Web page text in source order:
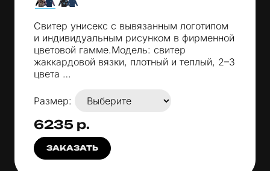
Свитер унисекс с вывязанным логотипом
и индивидуальным рисунком в фирменной
цветовой гамме.Модель: свитер
жаккардовой вязки, плотный и теплый, 2–3
цвета …
Размер:
6235 р.
ЗАКАЗАТЬ